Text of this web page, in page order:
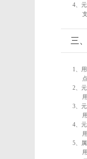
4、
三
1、
2、
3、
4、
5、